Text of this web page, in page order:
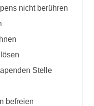
nicht berühren
Stelle
befreien